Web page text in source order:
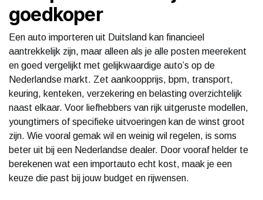
goedkoper
Een auto importeren uit Duitsland kan financieel
aantrekkelijk zijn, maar alleen als je alle posten meerekent
en goed vergelijkt met gelijkwaardige auto’s op de
Nederlandse markt. Zet aankoopprijs, bpm, transport,
keuring, kenteken, verzekering en belasting overzichtelijk
naast elkaar. Voor liefhebbers van rijk uitgeruste modellen,
youngtimers of specifieke uitvoeringen kan de winst groot
zijn. Wie vooral gemak wil en weinig wil regelen, is soms
beter uit bij een Nederlandse dealer. Door vooraf helder te
berekenen wat een importauto echt kost, maak je een
keuze die past bij jouw budget en rijwensen.